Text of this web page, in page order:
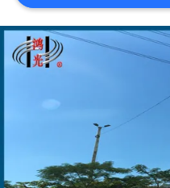
VERZOEK
OM EEN
CITAAT
SITEMAP
PRIVACYBELEID